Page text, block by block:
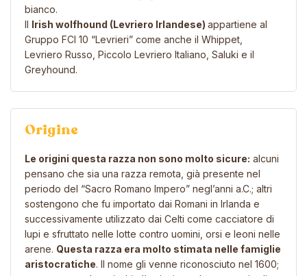
bianco.
Il Irish wolfhound (Levriero Irlandese) appartiene al
Gruppo FCI 10 “Levrieri” come anche il Whippet
Levriero Russo Piccolo Levriero Italiano Saluki e il
Greyhound.
Origine
Le origini questa razza non sono molto sicure: alcuni
pensano che sia una razza remota, già presente nel
periodo del “Sacro Romano Impero” negl’anni a.C.; altri
sostengono che fu importato dai Romani in Irlanda e
successivamente utilizzato dai Celti come cacciatore di
lupi e sfruttato nelle lotte contro uomini, orsi e leoni nelle
arene. Questa razza era molto stimata nelle famiglie
aristocratiche. Il nome gli venne riconosciuto nel 1600;